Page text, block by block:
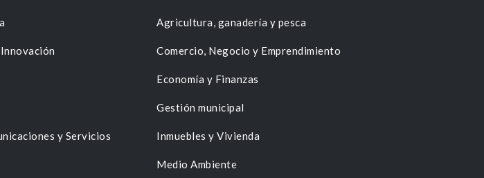
Agricultura, ganadería y pesca
Comercio, Negocio y Emprendimiento
Economía y Finanzas
Gestión municipal
y Servicios
Inmuebles y Vivienda
Medio Ambiente